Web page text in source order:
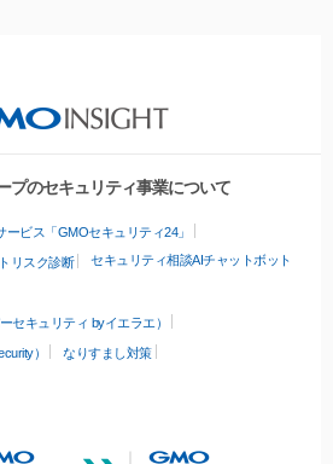
プのセキュリティ事業について
ビス「GMOセキュリティ24」
リスク診断 セキュリティ相談AIチャットボット
セキュリティ byイエラエ）
）
なりすまし対策